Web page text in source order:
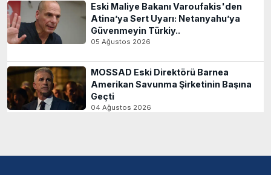
Eski Maliye Bakanı Varoufakis'den
Atina’ya Sert Uyarı: Netanyahu’ya
Güvenmeyin Türkiy..
05 Ağustos 2026
MOSSAD Eski Direktörü Barnea
Amerikan Savunma Şirketinin Başına
Geçti
04 Ağustos 2026